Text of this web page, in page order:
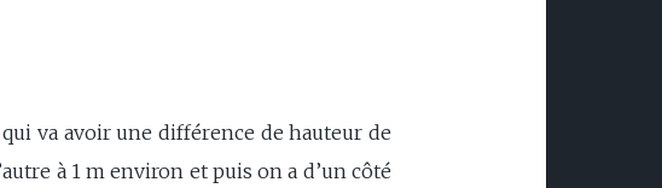
va avoir une différence de hauteur de
à 1 m environ et puis on a d’un côté